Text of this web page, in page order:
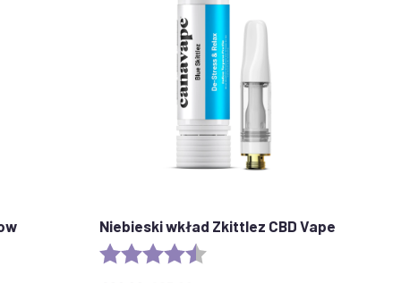
Niebieski wkład Zkittlez CBD Vape
Ocena: